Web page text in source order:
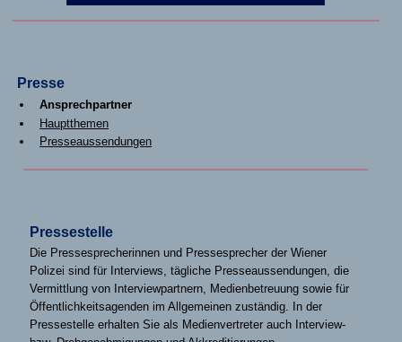
Presse
Ansprechpartner
Hauptthemen
Presseaussendungen
Pressestelle
Die Pressesprecherinnen und Pressesprecher der Wiener
Polizei sind für Interviews, tägliche Presseaussendungen, die
Vermittlung von Interviewpartnern, Medienbetreuung sowie für
Öffentlichkeitsagenden im Allgemeinen zuständig. In der
Pressestelle erhalten Sie als Medienvertreter auch Interview-